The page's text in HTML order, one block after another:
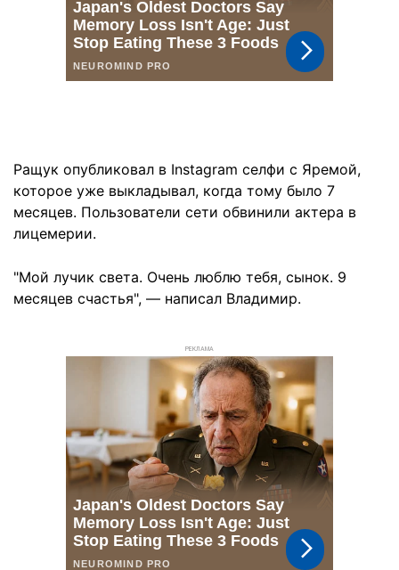
Ращук опубликовал в Instagram селфи с Яремой,
которое уже выкладывал, когда тому было 7
месяцев. Пользователи сети обвинили актера в
лицемерии.
"Мой лучик света. Очень люблю тебя, сынок. 9
месяцев счастья", — написал Владимир.
РЕКЛАМА